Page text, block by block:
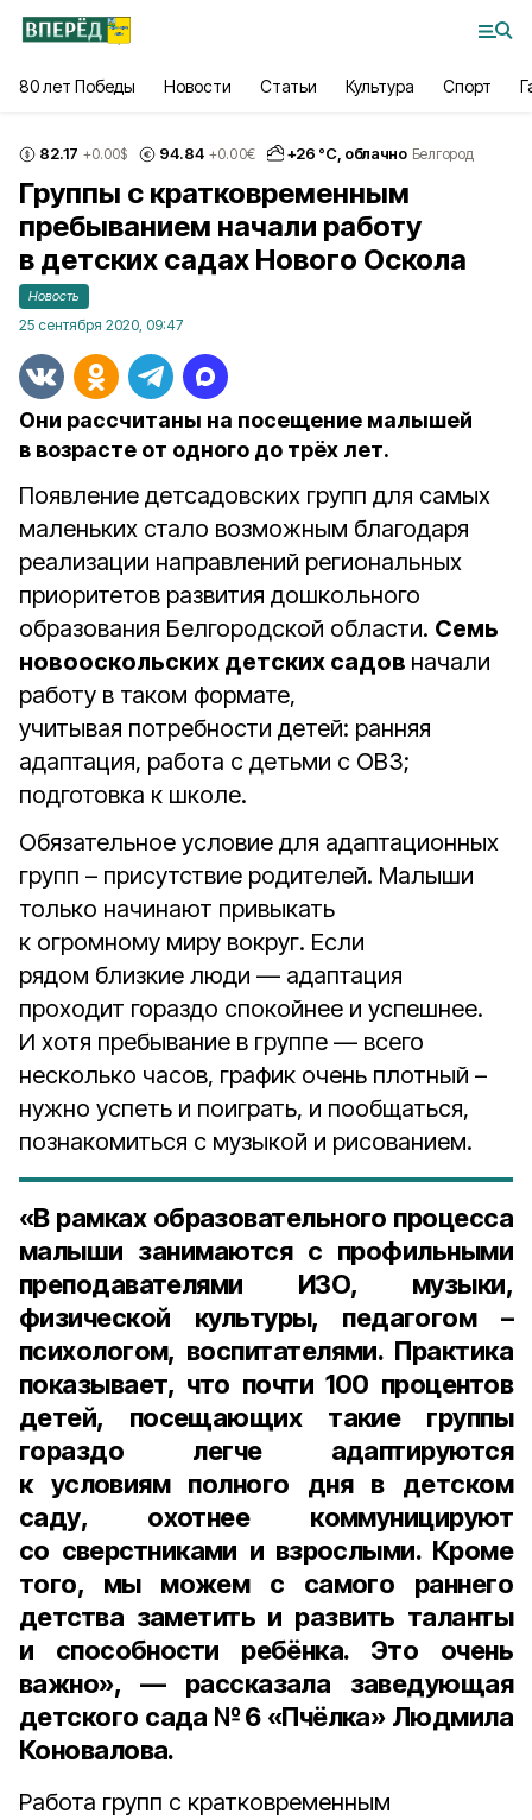
80 лет Победы Новости Статьи Культура Спорт
82.17 +0.00$ 94.84 +0.00€ +26 °С, облачно Белгород
Группы с кратковременным
пребыванием начали работу
в детских садах Нового Оскола
Новость
25 сентября 2020, 09:47
Они рассчитаны на посещение малышей
в возрасте от одного до трёх лет.
Появление детсадовских групп для самых
маленьких стало возможным благодаря
реализации направлений региональных
приоритетов развития дошкольного
образования Белгородской области. Семь
новооскольских детских садов начали
работу в таком формате,
учитывая потребности детей: ранняя
адаптация, работа с детьми с ОВЗ;
подготовка к школе.
Обязательное условие для адаптационных
групп – присутствие родителей. Малыши
только начинают привыкать
к огромному миру вокруг. Если
рядом близкие люди — адаптация
проходит гораздо спокойнее и успешнее.
И хотя пребывание в группе — всего
несколько часов, график очень плотный –
нужно успеть и поиграть, и пообщаться,
познакомиться с музыкой и рисованием.
«В рамках образовательного процесса
малыши занимаются с профильными
преподавателями ИЗО, музыки,
физической культуры, педагогом –
психологом, воспитателями. Практика
показывает, что почти 100 процентов
детей, посещающих такие группы
гораздо легче адаптируются
к условиям полного дня в детском
саду, охотнее коммуницируют
со сверстниками и взрослыми. Кроме
того, мы можем с самого раннего
детства заметить и развить таланты
и способности ребёнка. Это очень
важно», — рассказала заведующая
детского сада №6 «Пчёлка» Людмила
Коновалова.
Работа групп с кратковременным